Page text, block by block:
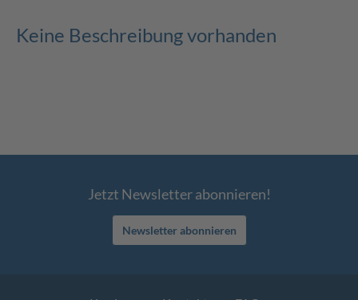
Keine Beschreibung vorhanden
Jetzt Newsletter abonnieren!
Newsletter abonnieren